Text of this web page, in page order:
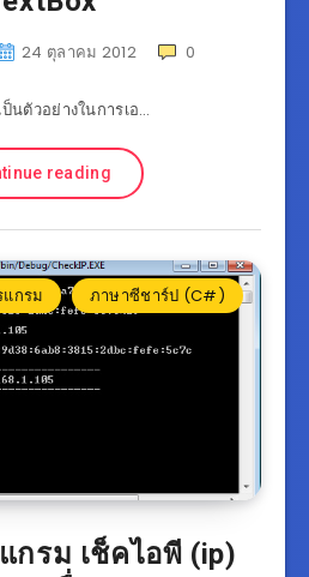
24 ตุลาคม 2012 0
นตัวอย่างในการเอ…
reading
แกรม ภาษาซีชาร์ป (C#)
กรม เช็คไอพี (ip)